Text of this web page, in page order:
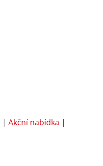
| Akční nabídka |